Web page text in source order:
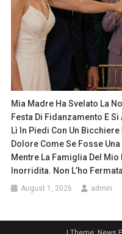
Mia Madre Ha Svelato La
Festa Di Fidanzamento E
Lì In Piedi Con Un
Dolore Come Se Fosse
Mentre La Famiglia Del
Inorridita. Non L’ho
August 1, 2026 admin